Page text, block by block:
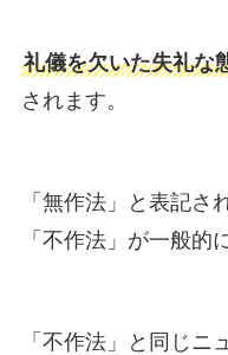
礼儀を欠いた失礼な
されます。
「無作法」と表記さ
「不作法」が一般的
「不作法」と同じニ